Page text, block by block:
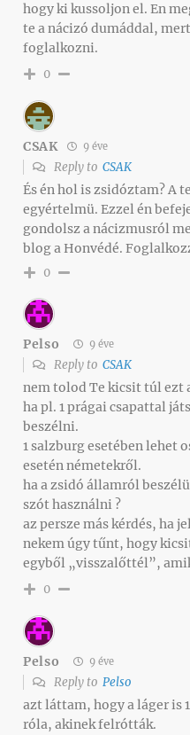
hogy ki kussoljon el. En
te a nácizó dumáddal,
foglalkozni.
0
CSAK 9 éve
Reply to CSAK
És én hol is zsidóztam? A
egyértelmü. Ezzel én
gondolsz a nácizmusról
blog a Honvédé.
0
Pelso 9 éve
Reply to CSAK
nem tolod Te kicsit túl ezt
ha pl. 1 prágai csapattal
beszélni.
1 salzburg esetében lehet
esetén németekről.
ha a zsidó államról
szót használni ?
az persze más kérdés, ha
nekem úgy tűnt, hogy
egyből „visszalőttél”,
0
Pelso 9 éve
Reply to Pelso
azt láttam, hogy a láger is
róla, akinek felrótták.